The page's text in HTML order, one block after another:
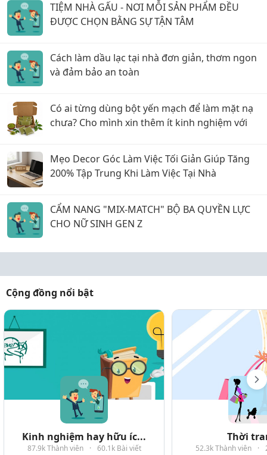
TIỆM NHÀ GẤU - NƠI MỖI SẢN PHẨM ĐỀU
ĐƯỢC CHỌN BẰNG SỰ TẬN TÂM
Cách làm dầu lạc tại nhà đơn giản, thơm ngon
và đảm bảo an toàn
Có ai từng dùng bột yến mạch để làm mặt nạ
chưa? Cho mình xin thêm ít kinh nghiệm với
Mẹo Decor Góc Làm Việc Tối Giản Giúp Tăng
200% Tập Trung Khi Làm Việc Tại Nhà
CẨM NANG "MIX-MATCH" BỘ BA QUYỀN LỰC
CHO NỮ SINH GEN Z
Cộng đồng nổi bật
Kinh nghiệm hay hữu íc...
87.9k Thành viên · 60.1k Bài viết
Thời
52.3k Thành viên ·